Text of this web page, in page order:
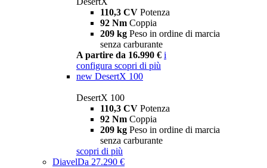
110,3 CV Potenza
92 Nm Coppia
209 kg Peso in ordine di marcia
senza carburante
A partire da 16.990 € i
configura scopri di più
new DesertX 100
DesertX 100
110,3 CV Potenza
92 Nm Coppia
209 kg Peso in ordine di marcia
senza carburante
scopri di più
DiavelDa 27.290 €